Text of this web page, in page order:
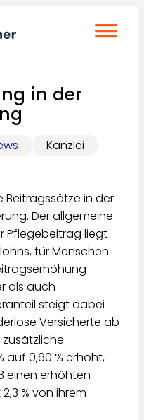
in der
Kanzlei
Beitragssätze in der
Der allgemeine
Pflegebeitrag liegt
für Menschen
als auch
steigt dabei
Versicherte ab
auf 0,60 % erhöht,
einen erhöhten
% von ihrem